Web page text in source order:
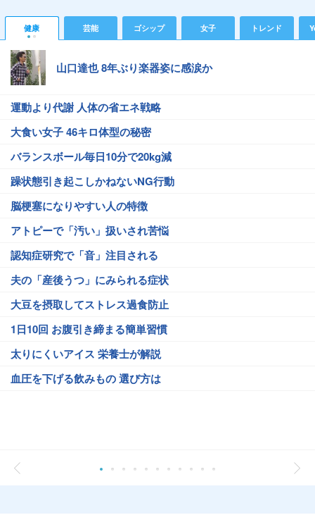
健康 芸能 ゴシップ 女子 トレンド
山口達也 8年ぶり楽器姿に感涙か
運動より代謝 人体の省エネ戦略
大食い女子 46キロ体型の秘密
バランスボール毎日10分で20kg減
躁状態引き起こしかねないNG行動
脳梗塞になりやすい人の特徴
アトピーで「汚い」扱いされ苦悩
認知症研究で「音」注目される
夫の「産後うつ」にみられる症状
大豆を摂取してストレス過食防止
1日10回 お腹引き締まる簡単習慣
太りにくいアイス 栄養士が解説
血圧を下げる飲みもの 選び方は